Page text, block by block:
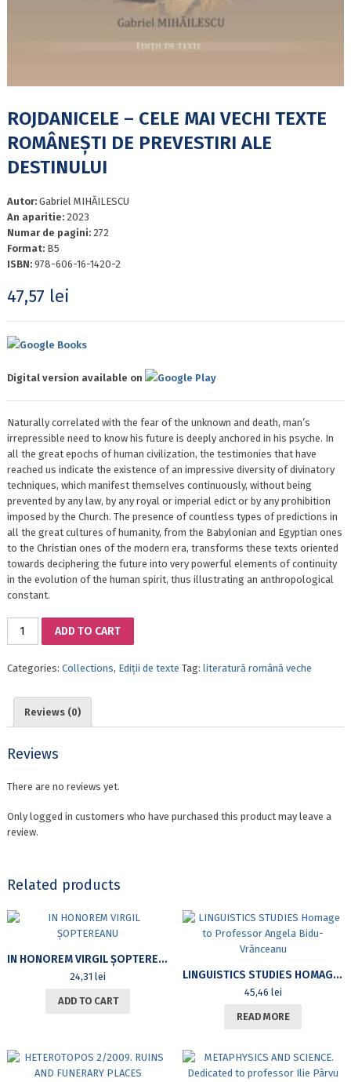
ROJDANICELE – CELE MAI VECHI TEXTE
ROMÂNEȘTI DE PREVESTIRI ALE
DESTINULUI
Autor: Gabriel MIHĂILESCU
An aparitie: 2023
Numar de pagini: 272
Format: B5
ISBN: 978-606-16-1420-2
47,57 lei
Google Books
Digital version available on Google Play
Naturally correlated with the fear of the unknown and death, man’s
irrepressible need to know his future is deeply anchored in his psyche. In
all the great epochs of human civilization, the testimonies that have
reached us indicate the existence of an impressive diversity of divinatory
techniques, which manifest themselves continuously, without being
prevented by any law, by any royal or imperial edict or by any prohibition
imposed by the Church. The presence of countless types of predictions in
all the great cultures of humanity, from the Babylonian and Egyptian ones
to the Christian ones of the modern era, transforms these texts oriented
towards deciphering the future into very powerful elements of continuity
in the evolution of the human spirit, thus illustrating an anthropological
constant.
ROJDANICELE
MAI
ROMÂNEȘTI
PREVESTIRI
DESTINULUI
ADD TO CART
Categories: Collections, Ediții de texte Tag: literatură română veche
Reviews (0)
Reviews
There are no reviews yet.
Only logged in customers who have purchased this product may leave a
review.
Related products
IN HONOREM VIRGIL ȘOPTEREANU
24,31lei
ADD TO CART
LINGUISTICS STUDIES HOMAGE TO PROFESSOR ANGELA BIDU-VRĂNCEANU
45,46 lei
READ MORE